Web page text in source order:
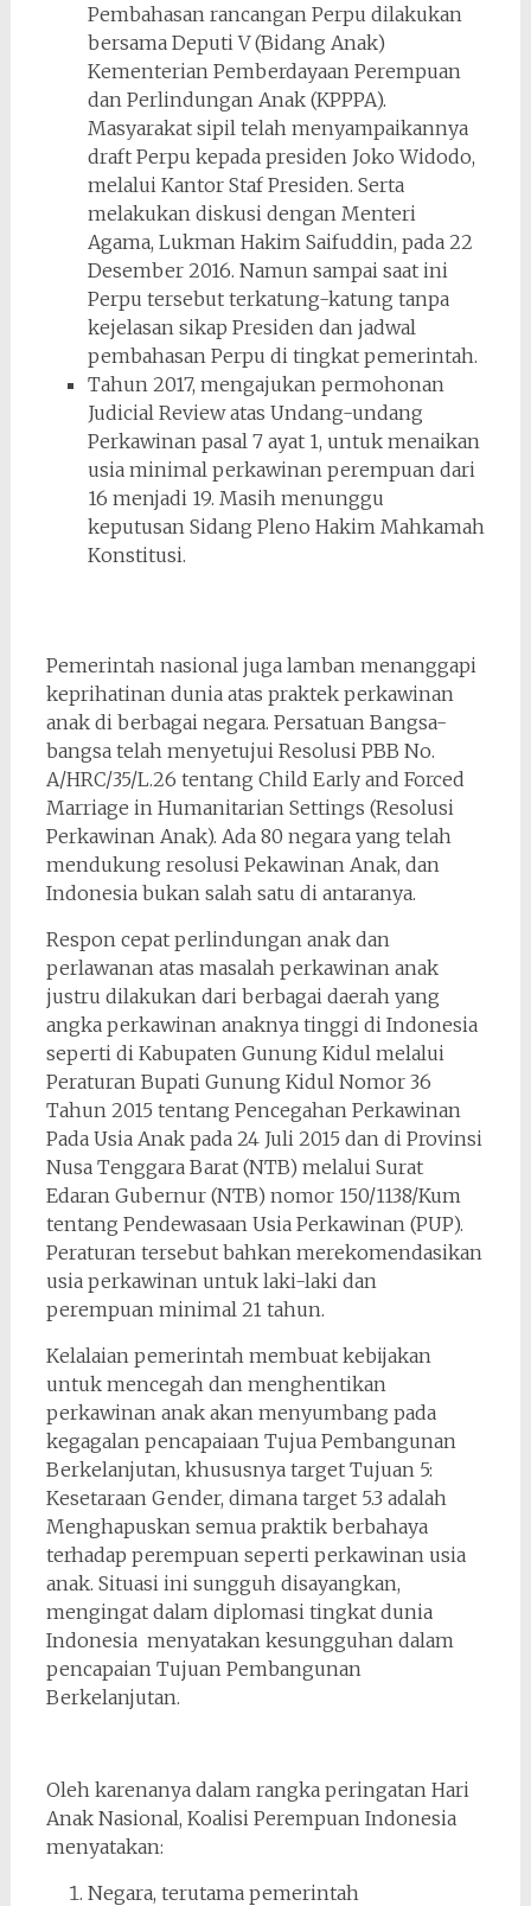
Pembahasan rancangan Perpu dilakukan
bersama Deputi V (Bidang Anak)
Kementerian Pemberdayaan Perempuan
dan Perlindungan Anak (KPPPA).
Masyarakat sipil telah menyampaikannya
draft Perpu kepada presiden Joko Widodo,
melalui Kantor Staf Presiden. Serta
melakukan diskusi dengan Menteri
Agama, Lukman Hakim Saifuddin, pada 22
Desember 2016. Namun sampai saat ini
Perpu tersebut terkatung-katung tanpa
kejelasan sikap Presiden dan jadwal
pembahasan Perpu di tingkat pemerintah.
Tahun 2017, mengajukan permohonan
Judicial Review atas Undang-undang
Perkawinan pasal 7 ayat 1, untuk menaikan
usia minimal perkawinan perempuan dari
16 menjadi 19. Masih menunggu
keputusan Sidang Pleno Hakim Mahkamah
Konstitusi.
Pemerintah nasional juga lamban menanggapi
keprihatinan dunia atas praktek perkawinan
anak di berbagai negara. Persatuan Bangsa-
bangsa telah menyetujui Resolusi PBB No.
A/HRC/35/L.26 tentang Child Early and Forced
Marriage in Humanitarian Settings (Resolusi
Perkawinan Anak). Ada 80 negara yang telah
mendukung resolusi Pekawinan Anak, dan
Indonesia bukan salah satu di antaranya.
Respon cepat perlindungan anak dan
perlawanan atas masalah perkawinan anak
justru dilakukan dari berbagai daerah yang
angka perkawinan anaknya tinggi di Indonesia
seperti di Kabupaten Gunung Kidul melalui
Peraturan Bupati Gunung Kidul Nomor 36
Tahun 2015 tentang Pencegahan Perkawinan
Pada Usia Anak pada 24 Juli 2015 dan di Provinsi
Nusa Tenggara Barat (NTB) melalui Surat
Edaran Gubernur (NTB) nomor 150/1138/Kum
tentang Pendewasaan Usia Perkawinan (PUP).
Peraturan tersebut bahkan merekomendasikan
usia perkawinan untuk laki-laki dan
perempuan minimal 21 tahun.
Kelalaian pemerintah membuat kebijakan
untuk mencegah dan menghentikan
perkawinan anak akan menyumbang pada
kegagalan pencapaiaan Tujua Pembangunan
Berkelanjutan, khususnya target Tujuan 5:
Kesetaraan Gender, dimana target 5.3 adalah
Menghapuskan semua praktik berbahaya
terhadap perempuan seperti perkawinan usia
anak. Situasi ini sungguh disayangkan,
mengingat dalam diplomasi tingkat dunia
Indonesia menyatakan kesungguhan dalam
pencapaian Tujuan Pembangunan
Berkelanjutan.
Oleh karenanya dalam rangka peringatan Hari
Anak Nasional, Koalisi Perempuan Indonesia
menyatakan:
Negara, terutama pemerintah